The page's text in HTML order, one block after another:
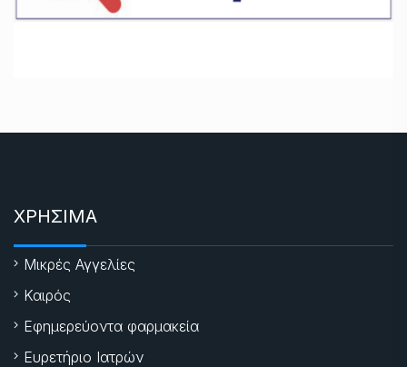
ΧΡΗΣΙΜΑ
Μικρές Αγγελίες
Καιρός
Εφημερεύοντα φαρμακεία
Ευρετήριο Ιατρών